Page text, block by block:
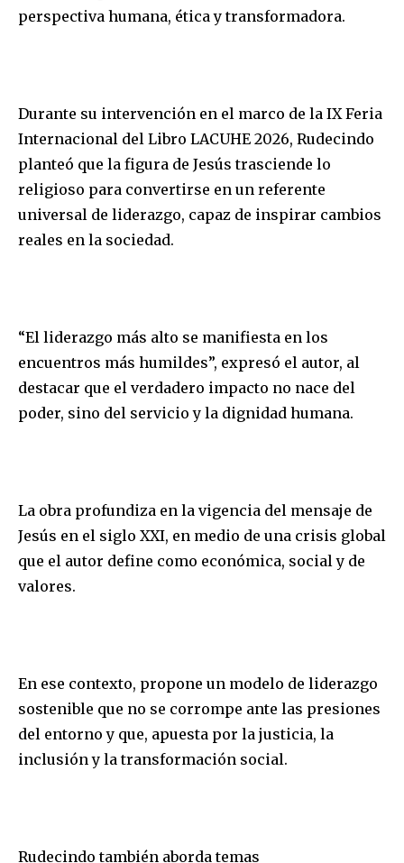
perspectiva humana, ética y transformadora.
Durante su intervención en el marco de la IX Feria
Internacional del Libro LACUHE 2026, Rudecindo
planteó que la figura de Jesús trasciende lo
religioso para convertirse en un referente
universal de liderazgo, capaz de inspirar cambios
reales en la sociedad.
“El liderazgo más alto se manifiesta en los
encuentros más humildes”, expresó el autor, al
destacar que el verdadero impacto no nace del
poder, sino del servicio y la dignidad humana.
La obra profundiza en la vigencia del mensaje de
Jesús en el siglo XXI, en medio de una crisis global
que el autor define como económica, social y de
valores.
En ese contexto, propone un modelo de liderazgo
sostenible que no se corrompe ante las presiones
del entorno y que, apuesta por la justicia, la
inclusión y la transformación social.
Rudecindo también aborda temas